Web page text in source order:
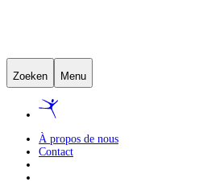
Zoeken Menu
À propos de nous
Contact